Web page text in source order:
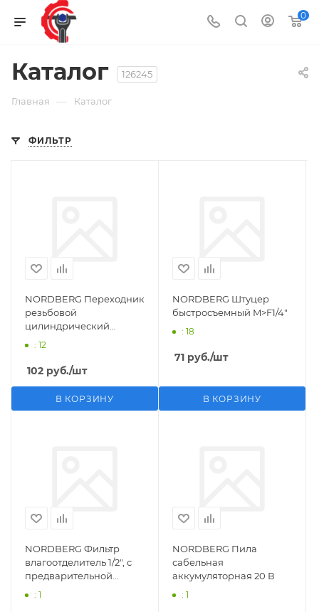
0
Каталог 126245
Главная — Каталог
ФИЛЬТР
NORDBERG Переходник
резьбовой
цилиндрический
M1/2">F1/4"
: 12
102 руб./шт
В КОРЗИНУ
NORDBERG Штуцер
быстросъемный M>F1/4"
: 18
71 руб./шт
В КОРЗИНУ
NORDBERG Фильтр
влагоотделитель 1/2", с
предварительной
фильтрацией
: 1
NORDBERG Пила
сабельная
аккумуляторная 20 В
: 1